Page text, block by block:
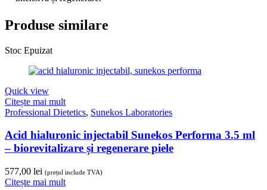
Produse similare
Stoc Epuizat
Quick view
Citește mai mult
Professional Dietetics, Sunekos Laboratories
Acid hialuronic injectabil Sunekos Performa 3.5 ml
– biorevitalizare și regenerare piele
577,00 lei (prețul include TVA)
Citește mai mult